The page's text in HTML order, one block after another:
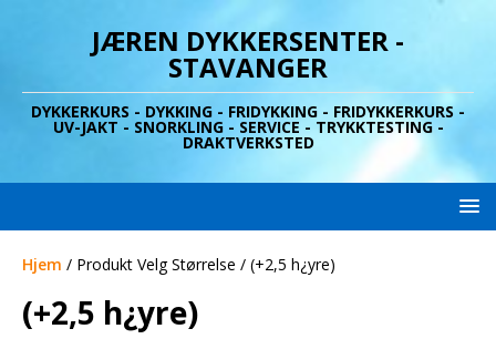
JÆREN DYKKERSENTER -
STAVANGER
DYKKERKURS - DYKKING - FRIDYKKING - FRIDYKKERKURS -
UV-JAKT - SNORKLING - SERVICE - TRYKKTESTING -
DRAKTVERKSTED
Hjem / Produkt Velg Størrelse / (+2,5 h¿yre)
(+2,5 h¿yre)